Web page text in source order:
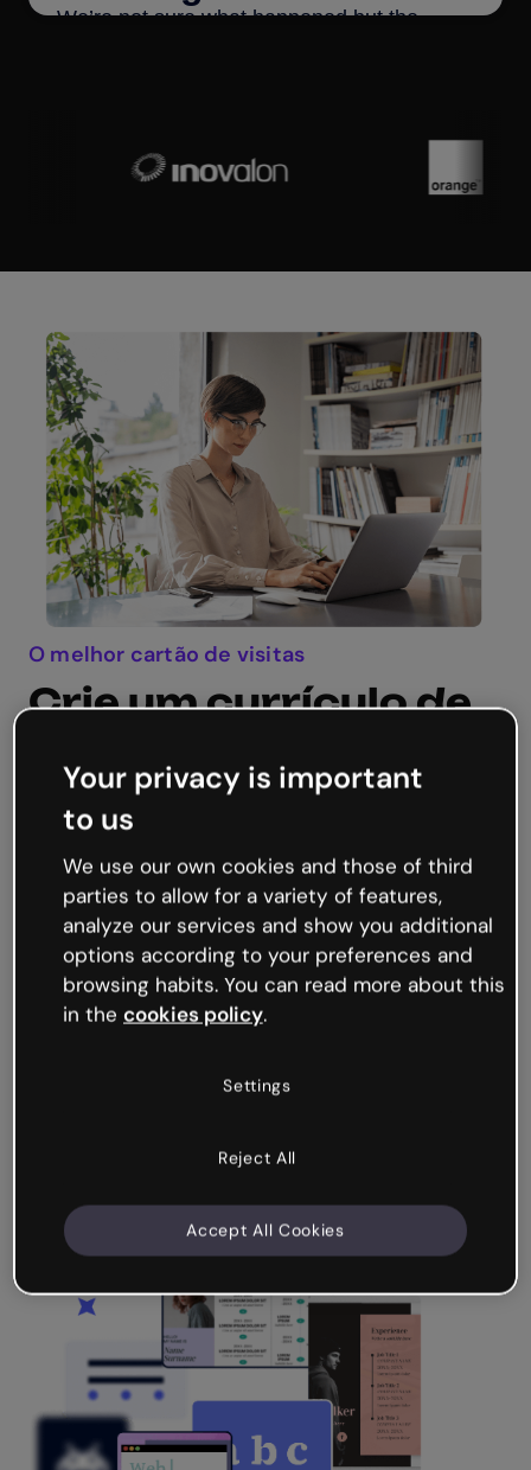
O melhor cartão de visitas
Crie um currículo de
A chave para conseguir a entrevista dos seus
sonhos está em um currículo bem projetado e
especializado, dependendo do tipo de trabalho
que você está procurando.
Com um CV interativo, você pode mostrar sua
criatividade, habilidades e experiência de
maneira inovadora, além de ser facilmente
compartilhável e destacar-se em um mar de
Your privacy is important
to us
We use our own cookies and those of third
parties to allow for a variety of features,
analyze our services and show you additional
options according to your preferences and
browsing habits. You can read more about this
in the cookies policy.
Settings
Reject All
Accept All Cookies